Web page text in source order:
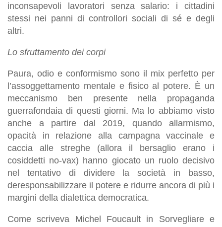
inconsapevoli lavoratori senza salario: i cittadini
stessi nei panni di controllori sociali di sé e degli
altri.
Lo sfruttamento dei corpi
Paura, odio e conformismo sono il mix perfetto per
l’assoggettamento mentale e fisico al potere. È un
meccanismo ben presente nella propaganda
guerrafondaia di questi giorni. Ma lo abbiamo visto
anche a partire dal 2019, quando allarmismo,
opacità in relazione alla campagna vaccinale e
caccia alle streghe (allora il bersaglio erano i
cosiddetti no-vax) hanno giocato un ruolo decisivo
nel tentativo di dividere la società in basso,
deresponsabilizzare il potere e ridurre ancora di più i
margini della dialettica democratica.
Come scriveva Michel Foucault in Sorvegliare e